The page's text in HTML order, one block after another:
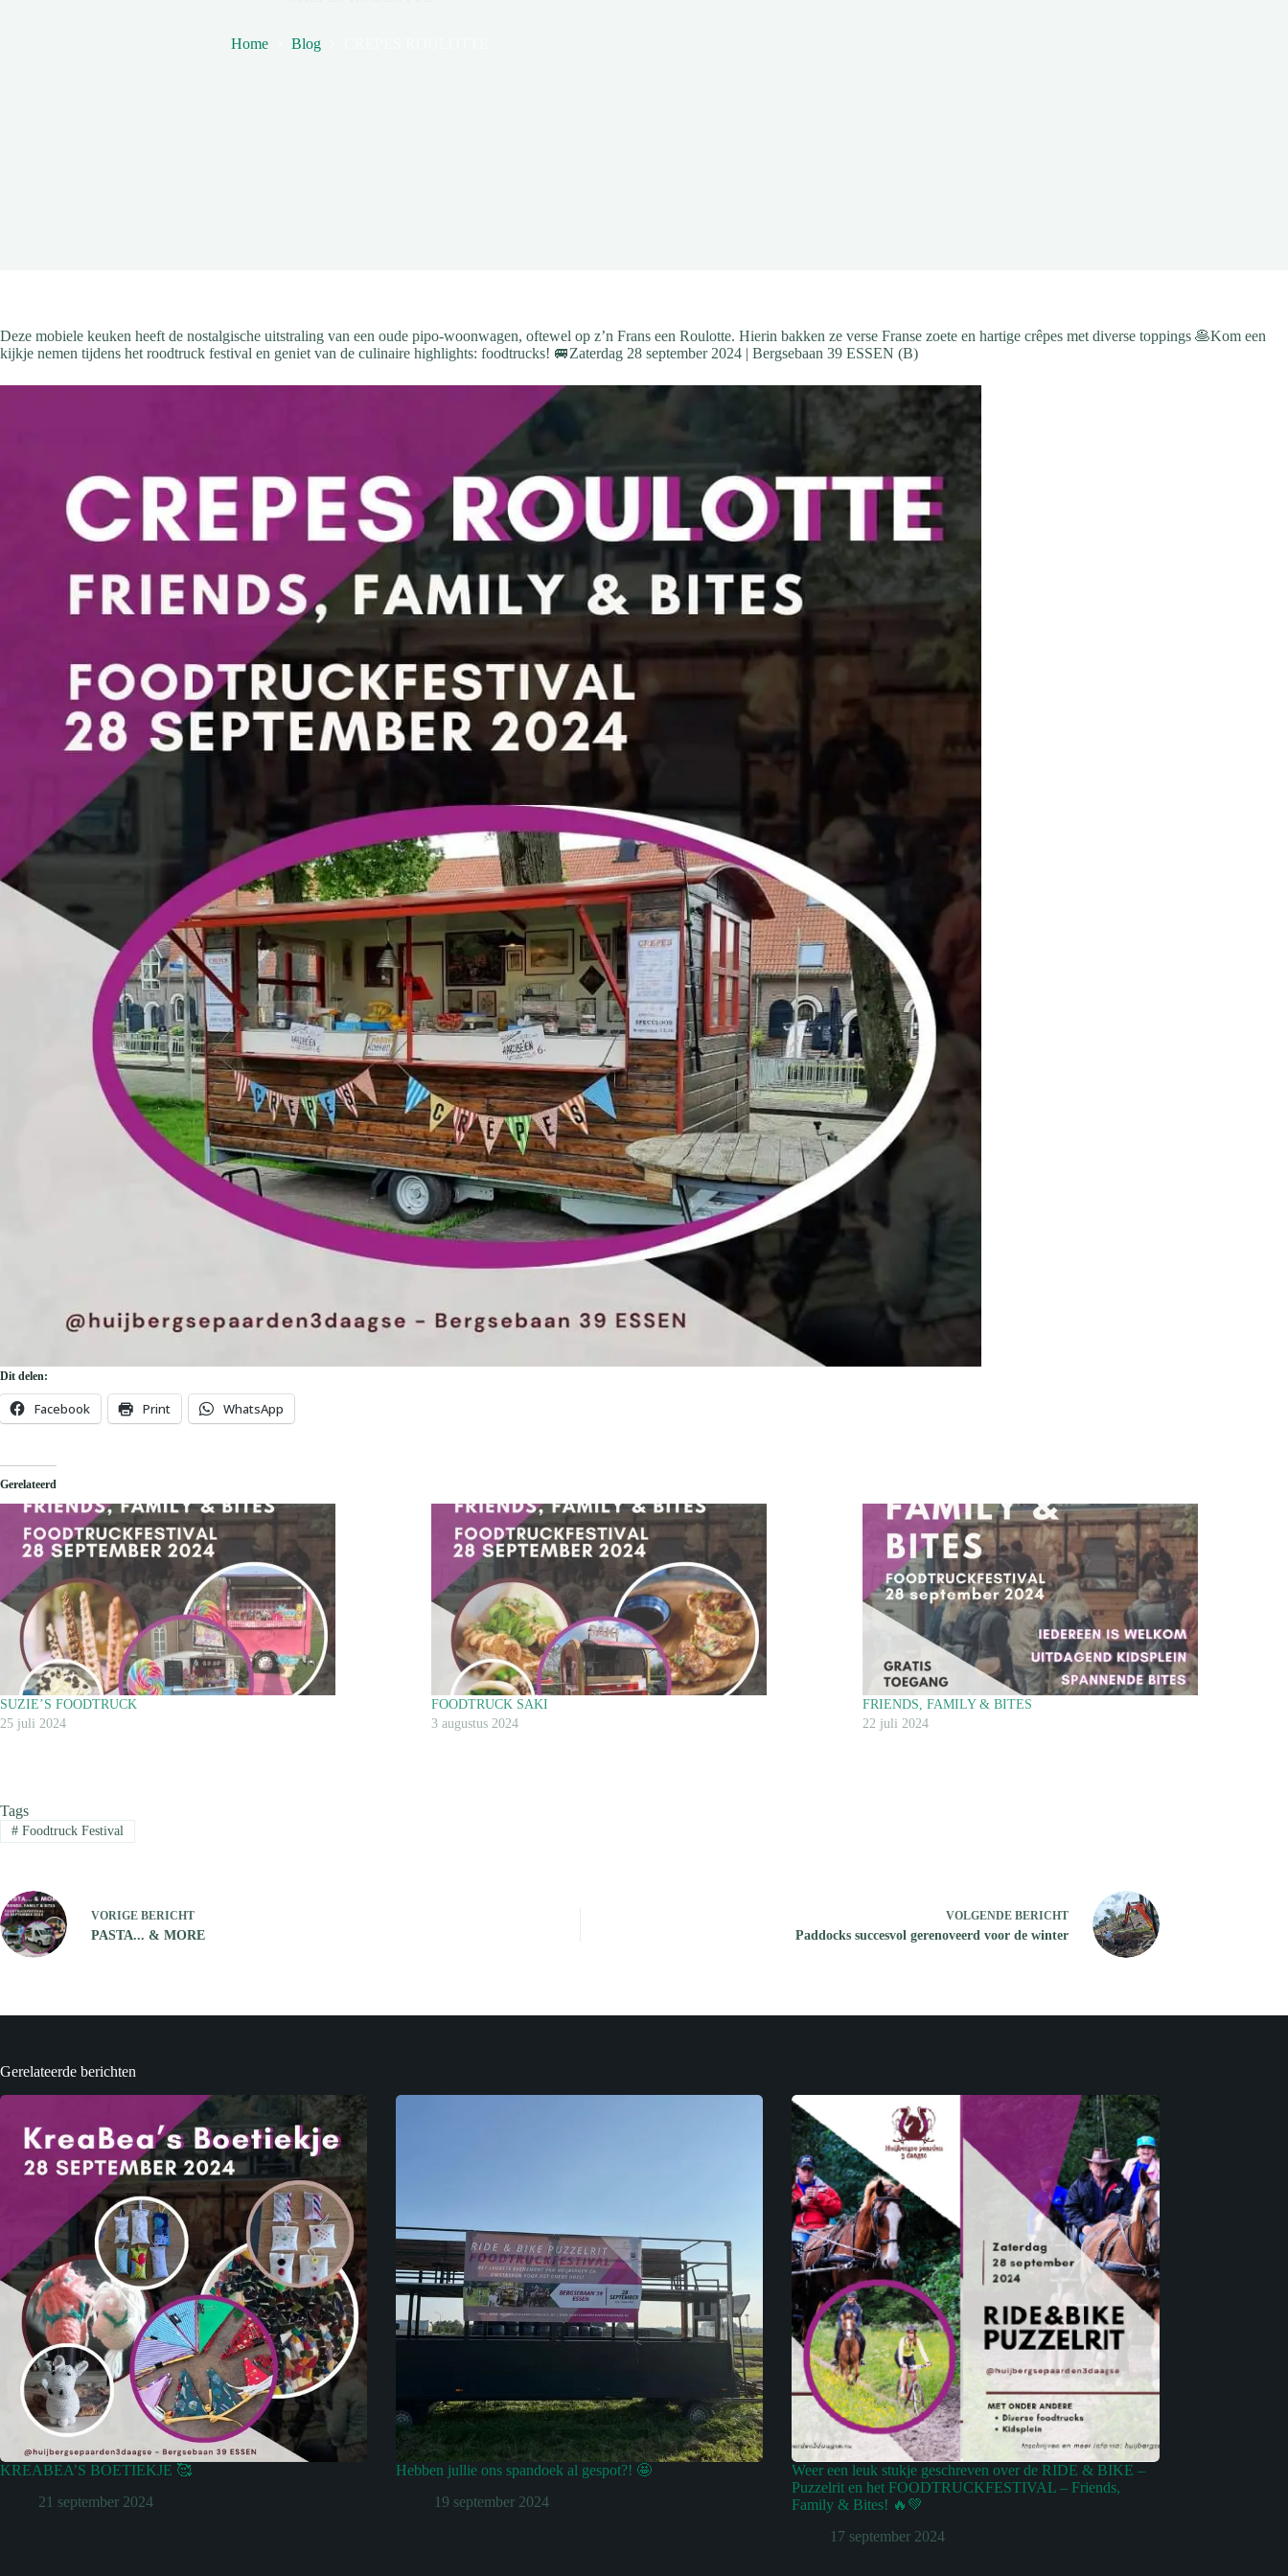
Home Blog
Deze mobiele keuken heeft de nostalgische uitstraling van een oude pipo-woonwagen, oftewel op z’n Frans een Roulotte. Hierin bakken ze verse Franse zoete en hartige crêpes met diverse toppings 🥞Kom een
kijkje nemen tijdens het roodtruck festival en geniet van de culinaire highlights: foodtrucks! 🚐Zaterdag 28 september 2024 | Bergsebaan 39 ESSEN (B)
Dit delen:
Facebook Print WhatsApp
Gerelateerd
SUZIE’S FOODTRUCK
25 juli 2024
FOODTRUCK SAKI
3 augustus 2024
FRIENDS, FAMILY & BITES
22 juli 2024
Tags
#Foodtruck Festival
VORIGE BERICHT
PASTA... & MORE
VOLGENDE BERICHT
Paddocks succesvol gerenoveerd voor de winter
Gerelateerde berichten
KREABEA’S BOETIEKJE 🥰
21 september 2024
Hebben jullie ons spandoek al gespot?! 🤩
19 september 2024
Weer een leuk stukje geschreven over de RIDE & BIKE –
Puzzelrit en het FOODTRUCKFESTIVAL – Friends,
Family & Bites! 🔥💚
17 september 2024